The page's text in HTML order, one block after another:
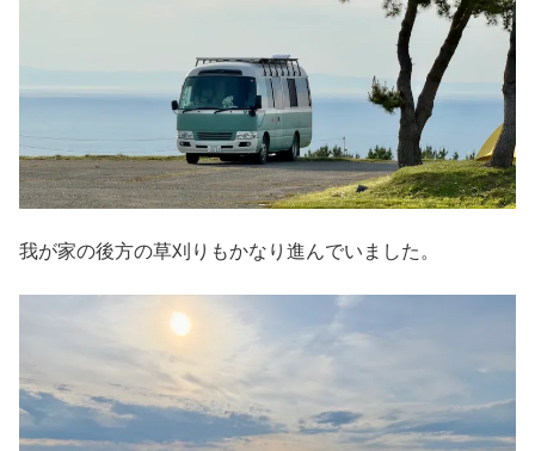
我が家の後方の草刈りもかなり進んでいました。